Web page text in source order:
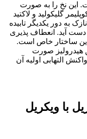
است. این نخ را به صورت
گلیکولید و لاکتید
به دور یکدیگر تابیده
آید. انعطاف پذیری
این ساختار خاص است.
هیدرولیز صورت
التهابی اولیه آن
با ویکریل